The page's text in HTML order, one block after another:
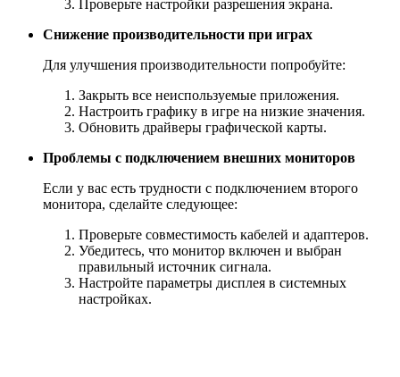
Проверьте настройки разрешения экрана.
Снижение производительности при играх
Для улучшения производительности попробуйте:
Закрыть все неиспользуемые приложения.
Настроить графику в игре на низкие значения.
Обновить драйверы графической карты.
Проблемы с подключением внешних мониторов
Если у вас есть трудности с подключением второго
монитора, сделайте следующее:
Проверьте совместимость кабелей и адаптеров.
Убедитесь, что монитор включен и выбран
правильный источник сигнала.
Настройте параметры дисплея в системных
настройках.